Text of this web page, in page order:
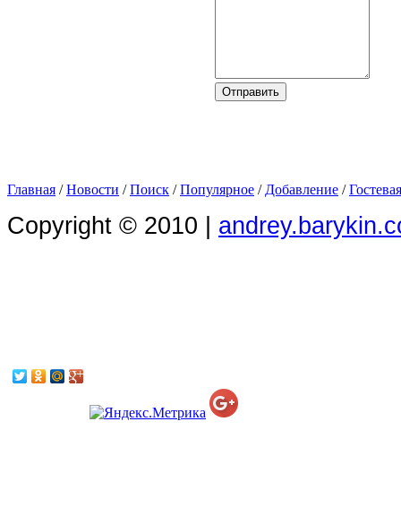
Главная /Новости /Поиск /Популярное / Добавление /Гостевая
Copyright © 2010 |